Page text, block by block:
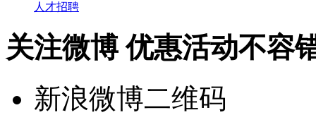
人才招聘
关注微博 优惠活动不容
新浪微博二维码